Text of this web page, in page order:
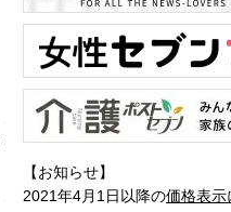
【お知らせ】
2021年4月1日以降の価格表示